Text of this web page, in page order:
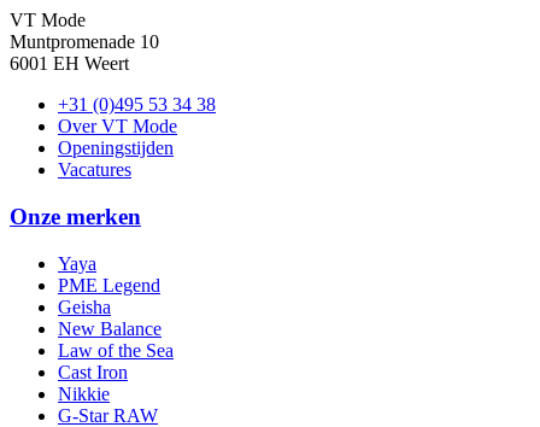
VT Mode
Muntpromenade 10
6001 EH Weert
+31 (0)495 53 34 38
Over VT Mode
Openingstijden
Vacatures
Onze merken
Yaya
PME Legend
Geisha
New Balance
Law of the Sea
Cast Iron
Nikkie
G-Star RAW